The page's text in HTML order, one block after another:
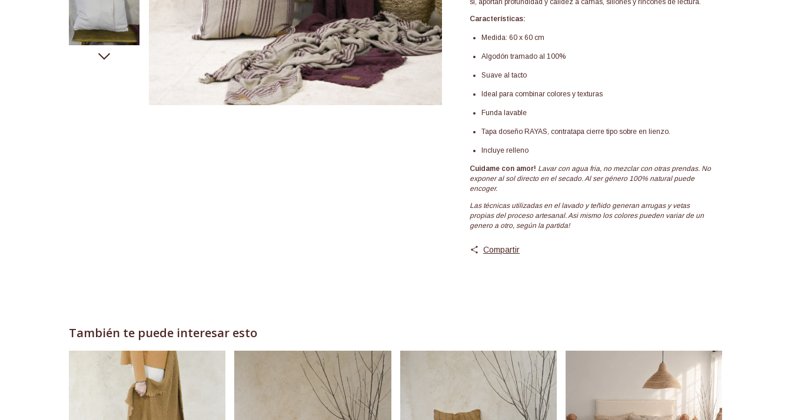
Características:
Medida: 60 x 60 cm
Algodón tramado al 100%
Suave al tacto
Ideal para combinar colores y texturas
Funda lavable
Tapa doseño RAYAS, contratapa cierre tipo sobre en lienzo.
Incluye relleno
Cuidame con amor! Lavar con agua fria, no mezclar con otras prendas. No
exponer al sol directo en el secado. Al ser género 100% natural puede
encoger.
Las técnicas utilizadas en el lavado y teñido generan arrugas y vetas
propias del proceso artesanal. Asi mismo los colores pueden variar de un
genero a otro, según la partida!
Compartir
También te puede interesar esto